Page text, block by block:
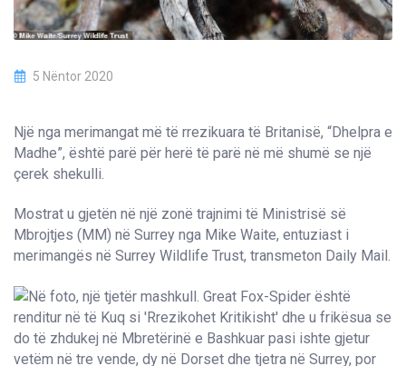
5 Nëntor 2020
Një nga merimangat më të rrezikuara të Britanisë, “Dhelpra e
Madhe”, është parë për herë të parë në më shumë se një
çerek shekulli.
Mostrat u gjetën në një zonë trajnimi të Ministrisë së
Mbrojtjes (MM) në Surrey nga Mike Waite, entuziast i
merimangës në Surrey Wildlife Trust, transmeton Daily Mail.